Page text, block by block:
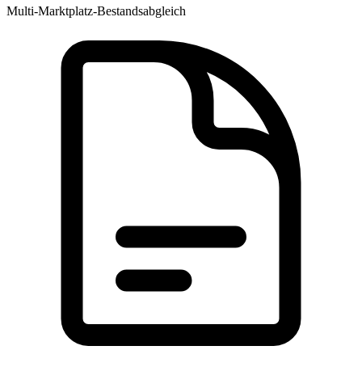
Multi-Marktplatz-Bestandsabgleich